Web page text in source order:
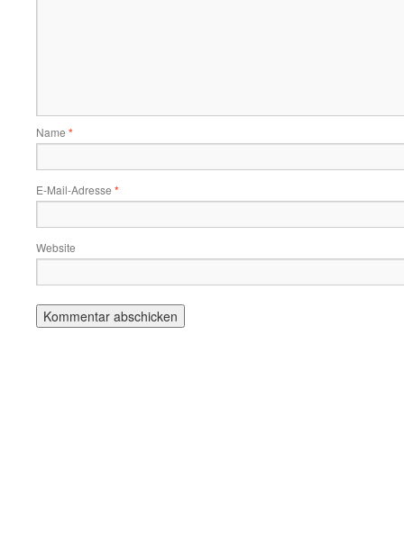
Name *
E-Mail-Adresse *
Website